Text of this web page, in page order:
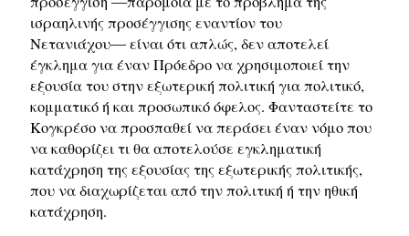
ισραηλινής προσέγγισης εναντίον του
Νετανιάχου― είναι ότι απλώς, δεν αποτελεί
έγκλημα για έναν Πρόεδρο να χρησιμοποιεί την
εξουσία του στην εξωτερική πολιτική για πολιτικό,
κομματικό ή και προσωπικό όφελος. Φανταστείτε το
Κογκρέσο να προσπαθεί να περάσει έναν νόμο που
να καθορίζει τι θα αποτελούσε εγκληματική
κατάχρηση της εξουσίας της εξωτερικής πολιτικής,
που να διαχωρίζεται από την πολιτική ή την ηθική
κατάχρηση.